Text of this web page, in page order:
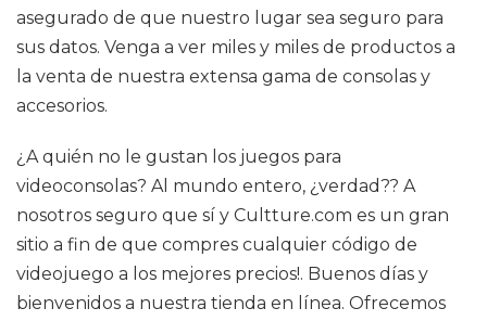
asegurado de que nuestro lugar sea seguro para
sus datos. Venga a ver miles y miles de productos a
la venta de nuestra extensa gama de consolas y
accesorios.
¿A quién no le gustan los juegos para
videoconsolas? Al mundo entero, ¿verdad?? A
nosotros seguro que sí y Cultture.com es un gran
sitio a fin de que compres cualquier código de
videojuego a los mejores precios!. Buenos días y
bienvenidos a nuestra tienda en línea. Ofrecemos